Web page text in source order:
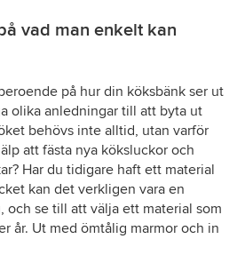
vad man enkelt kan
på hur din köksbänk ser ut
olika anledningar till att byta ut
behövs inte alltid, utan varför
att fästa nya köksluckor och
Har du tidigare haft ett material
kan det verkligen vara en
och se till att välja ett material som
år. Ut med ömtålig marmor och in